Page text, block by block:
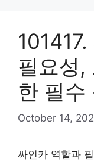
필요성,
한 필수
October 14,
싸인카 역할과